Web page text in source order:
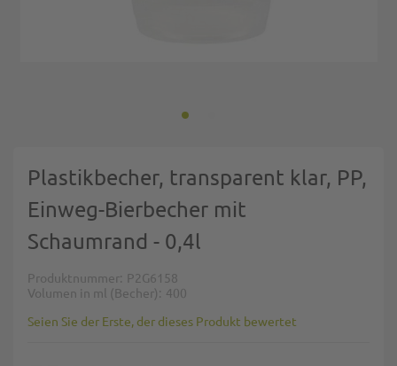
Plastikbecher, transparent klar, PP,
Einweg-Bierbecher mit
Schaumrand - 0,4l
Produktnummer P2G6158
Volumen in ml (Becher)
400
Seien Sie der Erste, der dieses Produkt bewertet